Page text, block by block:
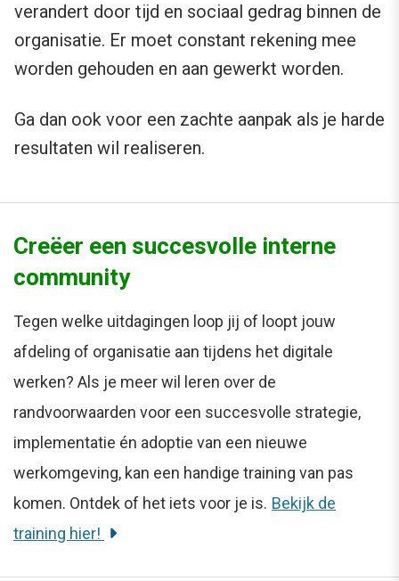
verandert door tijd en sociaal gedrag binnen de
organisatie. Er moet constant rekening mee
worden gehouden en aan gewerkt worden.
Ga dan ook voor een zachte aanpak als je harde
resultaten wil realiseren.
Creëer een succesvolle interne
community
Tegen welke uitdagingen loop jij of loopt jouw
afdeling of organisatie aan tijdens het digitale
werken? Als je meer wil leren over de
randvoorwaarden voor een succesvolle strategie,
implementatie én adoptie van een nieuwe
werkomgeving, kan een handige training van pas
komen. Ontdek of het iets voor je is. Bekijk de
training hier!